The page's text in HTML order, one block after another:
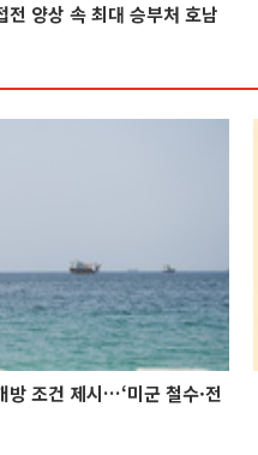
전 양상 속 최대 승부처 호남
방 조건 제시…‘미군 철수·전